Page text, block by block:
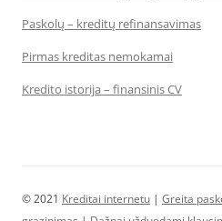
Paskolų – kreditų refinansavimas
Pirmas kreditas nemokamai
Kredito istorija – finansinis CV
© 2021 Kreditai internetu | Greita